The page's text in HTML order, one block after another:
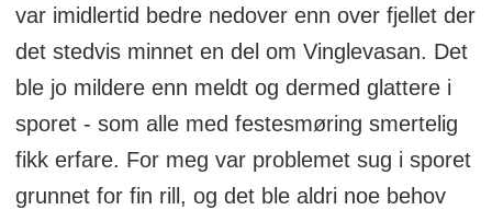
var imidlertid bedre nedover enn over fjellet der
det stedvis minnet en del om Vinglevasan. Det
ble jo mildere enn meldt og dermed glattere i
sporet - som alle med festesmøring smertelig
fikk erfare. For meg var problemet sug i sporet
grunnet for fin rill, og det ble aldri noe behov